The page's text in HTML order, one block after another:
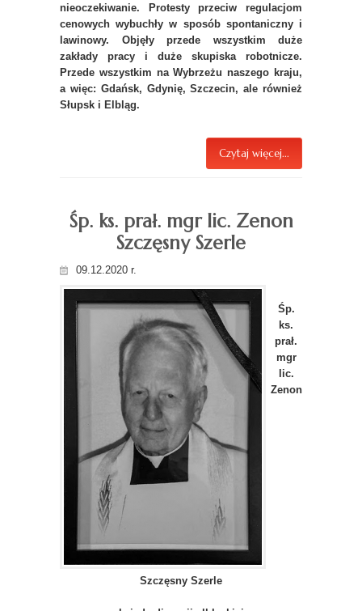
nieoczekiwanie. Protesty przeciw regulacjom
cenowych wybuchły w sposób spontaniczny i
lawinowy. Objęły przede wszystkim duże
zakłady pracy i duże skupiska robotnicze.
Przede wszystkim na Wybrzeżu naszego kraju,
a więc: Gdańsk, Gdynię, Szczecin, ale również
Słupsk i Elbląg.
Czytaj więcej...
Śp. ks. prał. mgr lic. Zenon
Szczęsny Szerle
09.12.2020 r.
Śp.
ks.
prał.
mgr
lic.
Zenon
Szczęsny Szerle